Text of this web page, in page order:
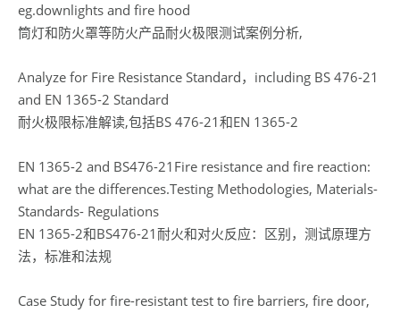
eg.downlights and fire hood
筒灯和防火罩等防火产品耐火极限测试案例分析,
Analyze for Fire Resistance Standard，including BS 476-21
and EN 1365-2 Standard
耐火极限标准解读,包括BS 476-21和EN 1365-2
EN 1365-2 and BS476-21Fire resistance and fire reaction:
what are the differences.Testing Methodologies, Materials-
Standards- Regulations
EN 1365-2和BS476-21耐火和对火反应：区别，测试原理方
法，标准和法规
Case Study for fire-resistant test to fire barriers, fire door,